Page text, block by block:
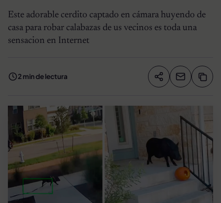
Este adorable cerdito captado en cámara huyendo de
casa para robar calabazas de us vecinos es toda una
sensacion en Internet
2 min de lectura Compartir